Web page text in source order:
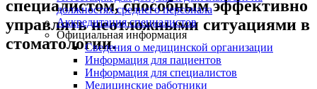
должностях среднего персонала
Аккредитация специалистов
Официальная информация
Сведения о медицинской организации
Информация для пациентов
Информация для специалистов
Медицинские работники
специалистом, способным эффективно
управлять неотложными ситуациями в
стоматологии.